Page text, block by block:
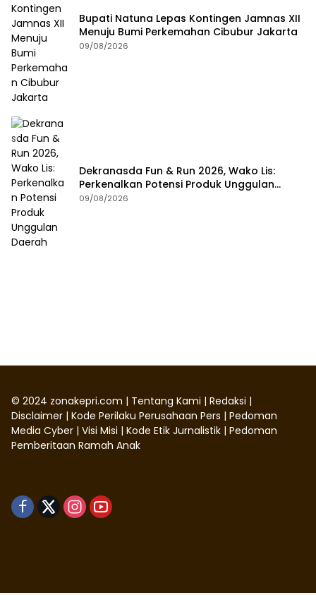
Bupati Natuna Lepas Kontingen Jamnas XII
Menuju Bumi Perkemahan Cibubur Jakarta
09/08/2026
Dekranasda Fun & Run 2026, Wako Lis:
Perkenalkan Potensi Produk Unggulan
Daerah
09/08/2026
© 2024 zonakepri.com | Tentang Kami | Redaksi |
Disclaimer | Kode Perilaku Perusahaan Pers | Pedoman
Media Cyber | Visi Misi | Kode Etik Jurnalistik | Pedoman
Pemberitaan Ramah Anak